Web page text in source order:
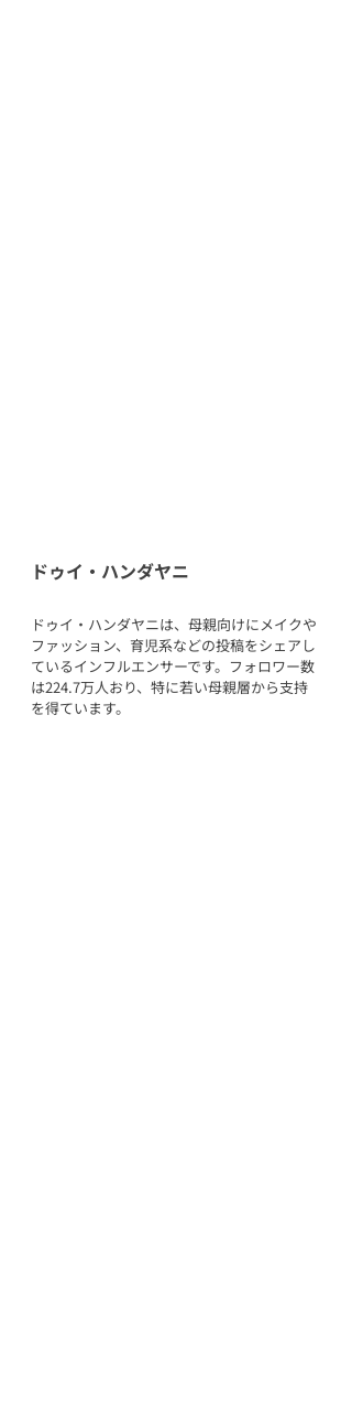
ドゥイ・ハンダヤニ
ドゥイ・ハンダヤニは、母親向けにメイクや
ファッション、育児系などの投稿をシェアし
ているインフルエンサーです。フォロワー数
は224.7万人おり、特に若い母親層から支持
を得ています。